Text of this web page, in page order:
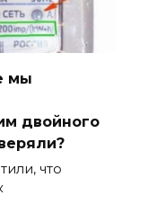
мы
двойного
что